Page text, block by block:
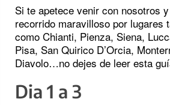
Si te apetece venir con nosotros
recorrido maravilloso por lugares
como Chianti, Pienza, Siena,
Pisa, San Quirico D’Orcia,
Diavolo…no dejes de leer esta
Dia 1 a 3